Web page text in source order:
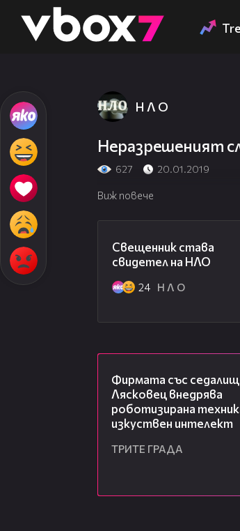
👾
Н Л О
Неразрешеният
627 20.01.2019
Виж повече
Свещенник става
свидетел на НЛО
24 Н Л О
Фирмата със
Лясковец внедрява
роботизирана
изкуствен интелект
ТРИТЕ ГРАДА